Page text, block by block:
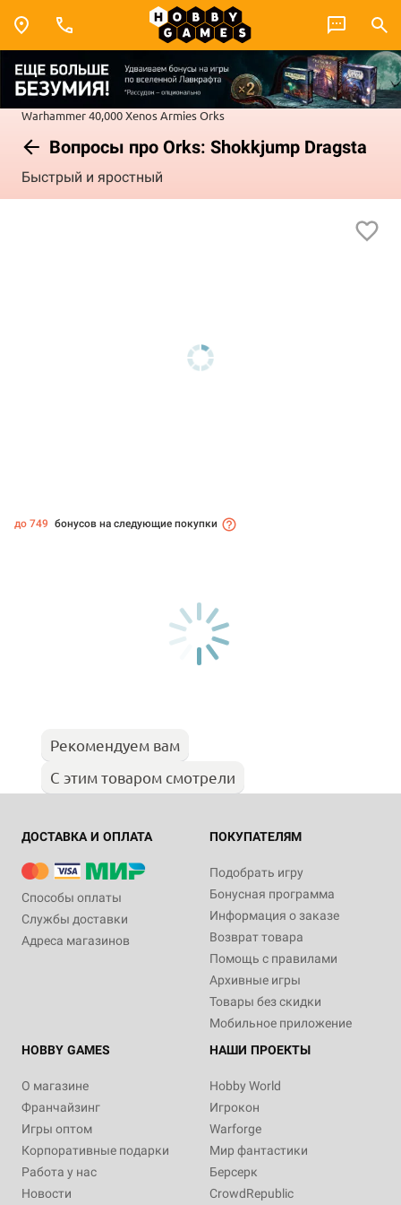
Warhammer 40,000Xenos ArmiesOrks
Вопросы про Orks: Shokkjump Dragsta
Быстрый и яростный
до 749 бонусов на следующие покупки
Рекомендуем вам
С этим товаром смотрели
ДОСТАВКА И ОПЛАТА
Способы оплаты
Службы доставки
Адреса магазинов
ПОКУПАТЕЛЯМ
Подобрать игру
Бонусная программа
Информация о заказе
Возврат товара
Помощь с правилами
Архивные игры
Товары без скидки
Мобильное приложение
HOBBY GAMES
О магазине
Франчайзинг
Игры оптом
Корпоративные подарки
Работа у нас
Новости
НАШИ ПРОЕКТЫ
Hobby World
Игрокон
Warforge
Мир фантастики
Берсерк
CrowdRepublic